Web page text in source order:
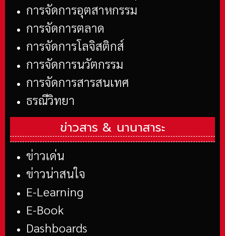
การจัดการอุตสาหกรรม
การจัดการตลาด
การจัดการโลจิสติกส์
การจัดการนวัตกรรม
การจัดการสารสนเทศ
ธรณีวิทยา
ข่าวสาร & นานาสาระ
ข่าวเด่น
ข่าวน่าสนใจ
E-Learning
E-Book
Dashboards